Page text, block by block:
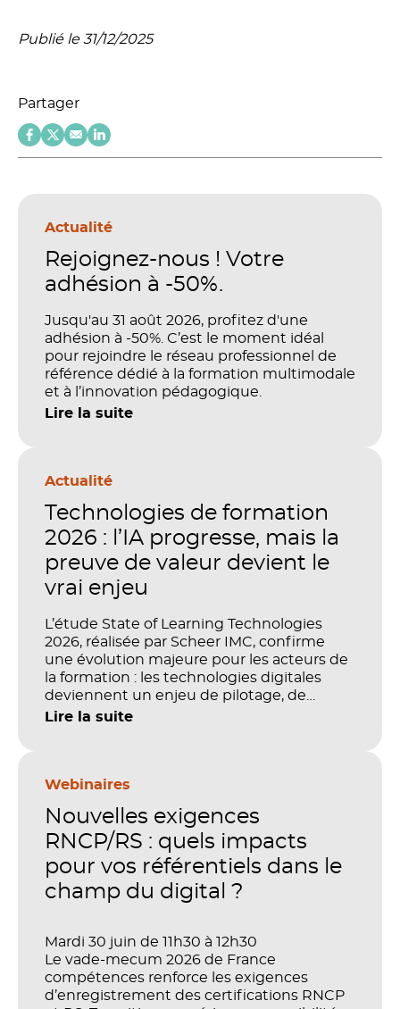
Publié le 31/12/2025
Partager
Actualité
Rejoignez-nous ! Votre
adhésion à -50%.
Jusqu'au 31 août 2026, profitez d'une
adhésion à -50%. C’est le moment idéal
pour rejoindre le réseau professionnel de
référence dédié à la formation multimodale
et à l’innovation pédagogique.
Lire la suite
Actualité
Technologies de formation
2026 : l’IA progresse, mais la
preuve de valeur devient le
vrai enjeu
L’étude State of Learning Technologies
2026, réalisée par Scheer IMC, confirme
une évolution majeure pour les acteurs de
la formation : les technologies digitales
deviennent un enjeu de pilotage, de
performance et de preuve de valeur. IA,
stratégique. Mais comment démontrer
investissements sur les compétences, la
productivité et la performance des
Lire la suite
Webinaires
Nouvelles exigences
RNCP/RS : quels impacts
pour vos référentiels dans le
champ du digital ?
Mardi 30 juin de 11h30 à 12h30
Le vade-mecum 2026 de France
compétences renforce les exigences
d’enregistrement des certifications RNCP